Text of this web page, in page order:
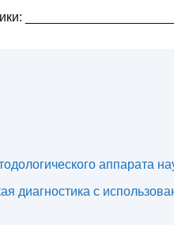
аппарата
диагностика с